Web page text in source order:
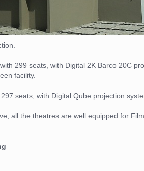
299 seats, with Digital 2K Barco 20C
facility.
seats, with Digital Qube projection
all the theatres are well equipped for